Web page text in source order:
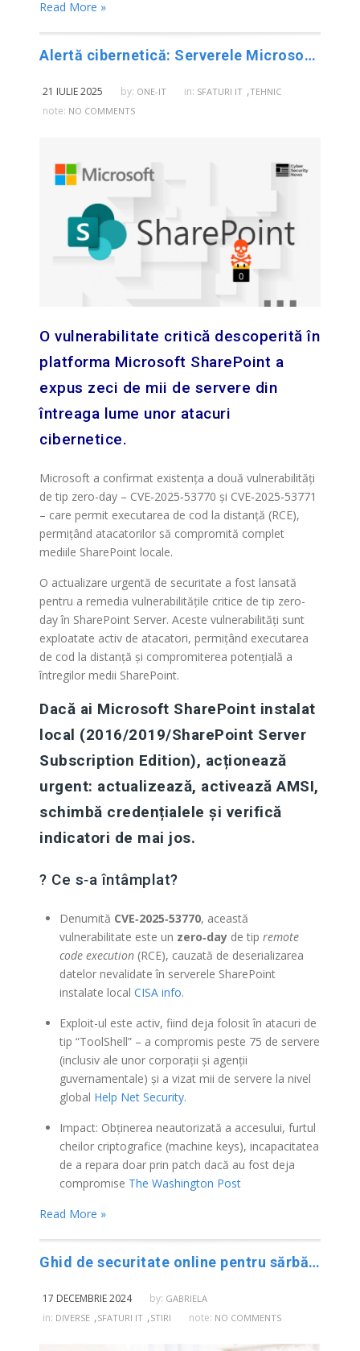
Read More »
Alertă cibernetică: Serverele Microsoft SharePoint, ținta hackerilor. Ce recomandări pentru securitate sunt necesare?
21 IULIE 2025 by: ONE-IT in: SFATURI IT ,TEHNIC
note: NO COMMENTS
O vulnerabilitate critică descoperită în
platforma Microsoft SharePoint a
expus zeci de mii de servere din
întreaga lume unor atacuri
cibernetice.
Microsoft a confirmat existența a două vulnerabilități
de tip zero-day – CVE‑2025‑53770 și CVE‑2025‑53771
– care permit executarea de cod la distanță (RCE),
permițând atacatorilor să compromită complet
mediile SharePoint locale.
O actualizare urgentă de securitate a fost lansată
pentru a remedia vulnerabilitățile critice de tip zero-
day în SharePoint Server. Aceste vulnerabilități sunt
exploatate activ de atacatori, permițând executarea
de cod la distanță și compromiterea potențială a
întregilor medii SharePoint.
Dacă ai Microsoft SharePoint instalat
local (2016/2019/SharePoint Server
Subscription Edition), acționează
urgent: actualizează, activează AMSI,
schimbă credențialele și verifică
indicatori de mai jos.
?️ Ce s‑a întâmplat?
Denumită CVE‑2025‑53770, această
vulnerabilitate este un zero‑day de tip remote
code execution (RCE), cauzată de deserializarea
datelor nevalidate în serverele SharePoint
instalate local CISA info.
Exploit-ul este activ, fiind deja folosit în atacuri de
tip “ToolShell” – a compromis peste 75 de servere
(inclusiv ale unor corporații și agenții
guvernamentale) și a vizat mii de servere la nivel
global Help Net Security.
Impact: Obținerea neautorizată a accesului, furtul
cheilor criptografice (machine keys), incapacitatea
de a repara doar prin patch dacă au fost deja
compromise The Washington Post
Read More »
Ghid de securitate online pentru sărbătorile de iarnă
17 DECEMBRIE 2024 by: GABRIELA
in: DIVERSE ,SFATURI IT ,STIRI note: NO COMMENTS